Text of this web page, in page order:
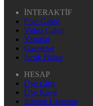
İNTERAKTİF
Foto Galeri
Video Galeri
Yazarlar
Gazeteler
Sıcak Haber
HESAP
Üye Giriş
Üye Kayıt
Şifremi Unuttum